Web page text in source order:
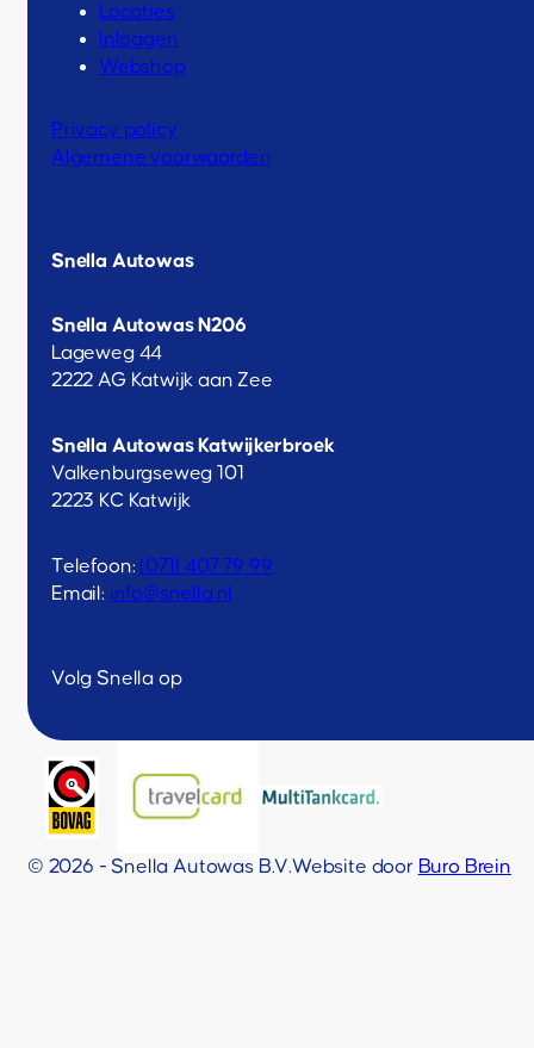
Locaties
Inloggen
Webshop
Privacy policy
Algemene voorwaarden
Snella Autowas
Snella Autowas N206
Lageweg 44
2222 AG Katwijk aan Zee
Snella Autowas Katwijkerbroek
Valkenburgseweg 101
2223 KC Katwijk
Telefoon:(071) 407 79 99
Email: info@snella.nl
Volg Snella op
© 2026 - Snella Autowas B.V.Website door Buro Brein